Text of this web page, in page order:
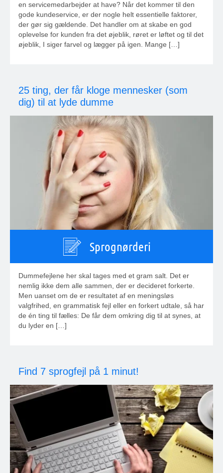
en servicemedarbejder at have? Når det kommer til den
gode kundeservice, er der nogle helt essentielle faktorer,
der gør sig gældende. Det handler om at skabe en god
oplevelse for kunden fra det øjeblik, røret er løftet og til det
øjeblik, I siger farvel og lægger på igen. Mange […]
25 ting, der får kloge mennesker (som
dig) til at lyde dumme
Sprognørderi
Dummefejlene her skal tages med et gram salt. Det er
nemlig ikke dem alle sammen, der er decideret forkerte.
Men uanset om de er resultatet af en meningsløs
valgfrihed, en grammatisk fejl eller en forkert udtale, så har
de én ting til fælles: De får dem omkring dig til at synes, at
du lyder en […]
Find 7 sprogfejl på 1 minut!